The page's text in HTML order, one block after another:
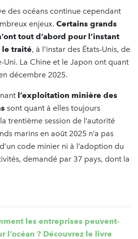
des océans continue cependant
enjeux. Certains grands
tout d’abord pour l’instant
le traité, à l’instar des États-Unis, de
Uni. La Chine et le Japon ont quant
décembre 2025.
l’exploitation minière des
sont quant à elles toujours
trentième session de l’autorité
marins en août 2025 n’a pas
code minier ni à l’adoption du
demandé par 37 pays, dont la
les entreprises peuvent-
l’océan ? Découvrez le livre